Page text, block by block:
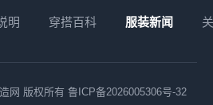
明 穿搭百科 服装新闻
网 版权所有 鲁ICP备2026005306号-32